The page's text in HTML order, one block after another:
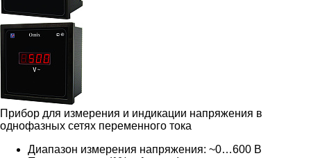
Прибор для измерения и индикации напряжения в
однофазных сетях переменного тока
Диапазон измерения напряжения: ~0…600 В